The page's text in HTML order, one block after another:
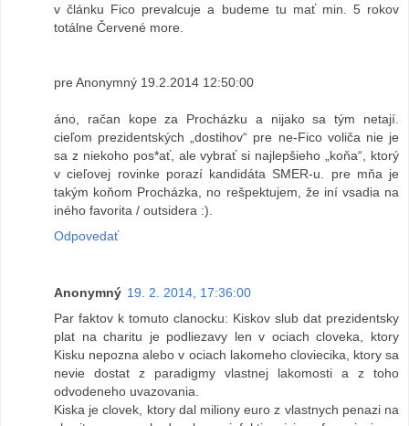
v článku Fico prevalcuje a budeme tu mať min. 5 rokov
totálne Červené more.
pre Anonymný 19.2.2014 12:50:00
áno, račan kope za Procházku a nijako sa tým netají.
cieľom prezidentských „dostihov“ pre ne-Fico voliča nie je
sa z niekoho pos*ať, ale vybrať si najlepšieho „koňa“, ktorý
v cieľovej rovinke porazí kandidáta SMER-u. pre mňa je
takým koňom Procházka, no rešpektujem, že iní vsadia na
iného favorita / outsidera :).
Odpovedať
Anonymný 19. 2. 2014, 17:36:00
Par faktov k tomuto clanocku: Kiskov slub dat prezidentsky
plat na charitu je podliezavy len v ociach cloveka, ktory
Kisku nepozna alebo v ociach lakomeho cloviecika, ktory sa
nevie dostat z paradigmy vlastnej lakomosti a z toho
odvodeneho uvazovania.
Kiska je clovek, ktory dal miliony euro z vlastnych penazi na